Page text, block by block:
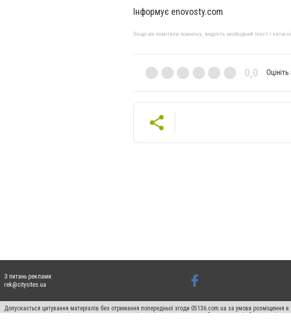
Інформує enovosty.com
Якщо ви помітили помилку, виділіть необхідний текст і
0,0
З питань реклами:
rek@citysites.ua
Допускається цитування матеріалів без отримання попередньої згоди 05136.com.ua за умови
для пошукових систем гіперпосилання на цитовані статті не нижче другого абзацу в тексті або в якості